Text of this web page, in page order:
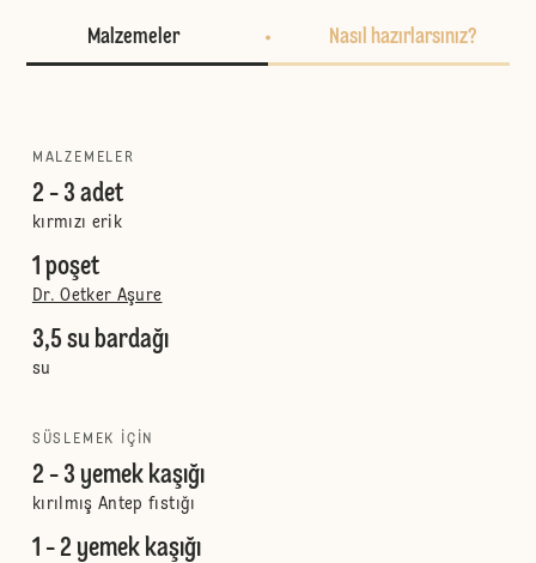
Malzemeler Nasıl hazırlarsınız?
MALZEMELER
2 - 3 adet
kırmızı erik
1 poşet
Dr. Oetker Aşure
3,5 su bardağı
su
SÜSLEMEK IÇIN
2 - 3 yemek kaşığı
kırılmış Antep fıstığı
1 - 2 yemek kaşığı